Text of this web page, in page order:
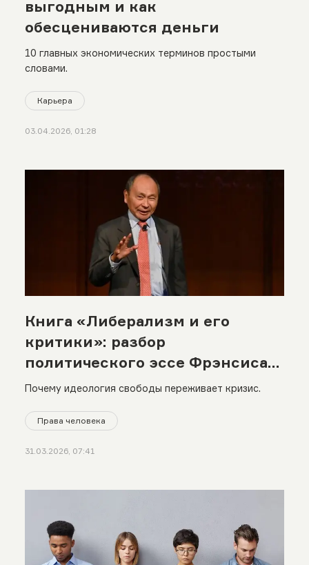
выгодным и как
обесцениваются деньги
10 главных экономических терминов простыми
словами.
Карьера
03.04.2026, 01:28
Книга «Либерализм и его
критики»: разбор
политического эссе Фрэнсиса
Фукуямы
Почему идеология свободы переживает кризис.
Права человека
31.03.2026, 07:41